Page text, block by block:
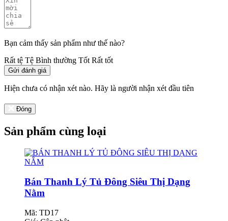
Bạn cảm thấy sản phẩm như thế nào?
Rất tệ Tệ Bình thường Tốt Rất tốt
Gửi đánh giá
Hiện chưa có nhận xét nào. Hãy là người nhận xét đầu tiên
Đóng
Sản phẩm cùng loại
Bán Thanh Lý Tủ Đông Siêu Thị Dạng
Nằm
Mã: TD17